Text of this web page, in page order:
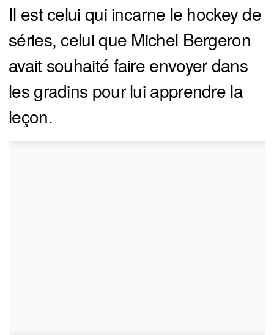
Il est celui qui incarne le hockey de
séries, celui que Michel Bergeron
avait souhaité faire envoyer dans
les gradins pour lui apprendre la
leçon.